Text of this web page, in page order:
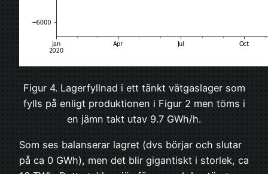
Figur 4. Lagerfyllnad i ett tänkt vätgaslager som
fylls på enligt produktionen i Figur 2 men töms i
en jämn takt utav 9.7 GWh/h.
Som ses balanserar lagret (dvs börjar och slutar
på ca 0 GWh), men det blir gigantiskt i storlek, ca